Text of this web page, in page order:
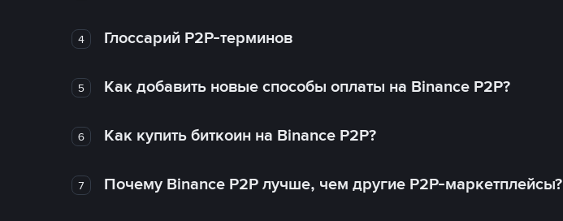
4 Глоссарий P2P-терминов
5 Как добавить новые способы оплаты на Binance P2P?
6 Как купить биткоин на Binance P2P?
7 Почему Binance P2P лучше, чем другие P2P-маркетплейсы?